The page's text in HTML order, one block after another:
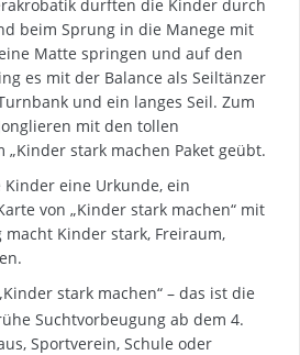
durften die Kinder durch
beim Sprung in die Manege mit
Matte springen und auf den
es mit der Balance als Seiltänzer
und ein langes Seil. Zum
mit den tollen
stark machen Paket geübt.
eine Urkunde, ein
von „Kinder stark machen“ mit
Kinder stark, Freiraum,
stark machen“ – das ist die
Suchtvorbeugung ab dem 4.
Sportverein, Schule oder